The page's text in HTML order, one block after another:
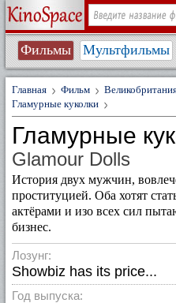
Фильмы Мультфильмы
Главная Фильм
Гламурные куколки
Гламурные
Glamour Dolls
История двух мужчин,
проституцией. Оба хотят
актёрами и изо всех сил
бизнес.
Лозунг:
Showbiz has its price...
Год выпуска: